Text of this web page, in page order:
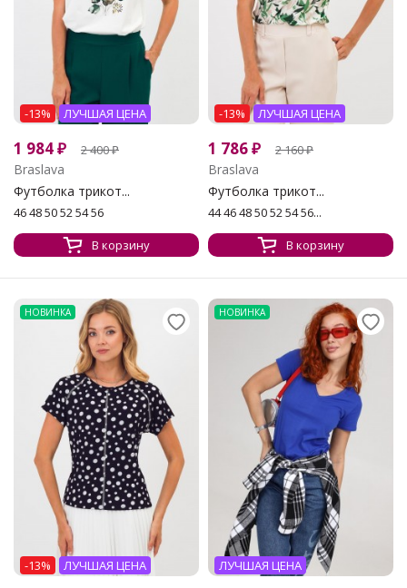
-13% ЛУЧШАЯ ЦЕНА
1 984₽ 2 400₽
Braslava
Футболка трикот...
46 48 50 52 54 56
В корзину
-13% ЛУЧШАЯ ЦЕНА
1 786₽ 2 160₽
Braslava
Футболка трикот...
44 46 48 50 52 54 56...
В корзину
НОВИНКА
-13% ЛУЧШАЯ ЦЕНА
НОВИНКА
ЛУЧШАЯ ЦЕНА